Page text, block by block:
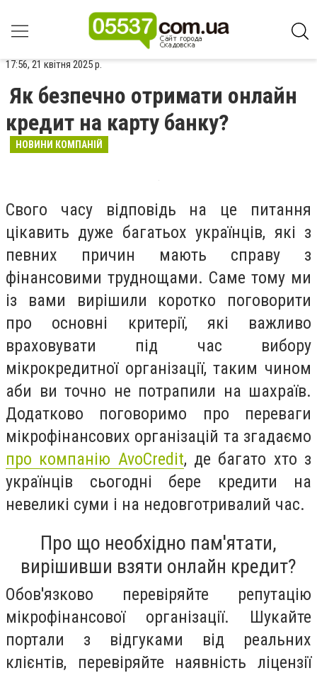
17:56, 21 квітня 2025 р.
Як безпечно отримати онлайн
кредит на карту банку?
НОВИНИ КОМПАНІЙ
Свого часу відповідь на це питання
цікавить дуже багатьох українців, які з
певних причин мають справу з
фінансовими труднощами. Саме тому ми
із вами вирішили коротко поговорити
про основні критерії, які важливо
враховувати під час вибору
мікрокредитної організації, таким чином
аби ви точно не потрапили на шахраїв.
Додатково поговоримо про переваги
мікрофінансових організацій та згадаємо
про компанію AvoCredit, де багато хто з
українців сьогодні бере кредити на
невеликі суми і на недовготривалий час.
Про що необхідно пам'ятати,
вирішивши взяти онлайн кредит?
Обов'язково перевіряйте репутацію
мікрофінансової організації. Шукайте
портали з відгуками від реальних
клієнтів, перевіряйте наявність ліцензії